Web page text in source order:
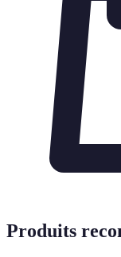
Produits